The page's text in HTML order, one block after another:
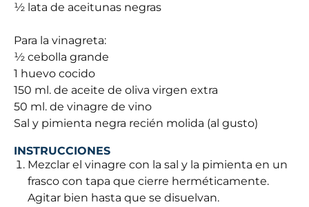
½ lata de aceitunas negras
Para la vinagreta:
½ cebolla grande
1 huevo cocido
150 ml. de aceite de oliva virgen extra
50 ml. de vinagre de vino
Sal y pimienta negra recién molida (al gusto)
INSTRUCCIONES
Mezclar el vinagre con la sal y la pimienta en un
frasco con tapa que cierre herméticamente.
Agitar bien hasta que se disuelvan.